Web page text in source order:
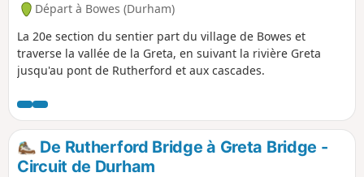
Départ à Bowes (Durham)
La 20e section du sentier part du village de Bowes et
traverse la vallée de la Greta, en suivant la rivière Greta
jusqu'au pont de Rutherford et aux cascades.
De Rutherford Bridge à Greta Bridge -
Circuit de Durham